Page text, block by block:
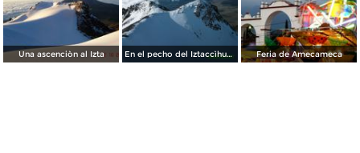
Una ascenciòn al Izta En el pecho del Iztaccìhuatl Feria de Amecameca